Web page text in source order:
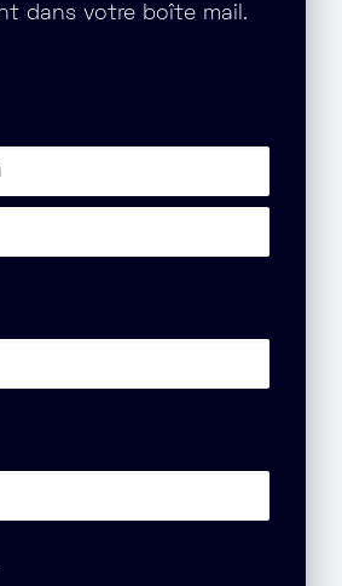
dans votre boîte mail.